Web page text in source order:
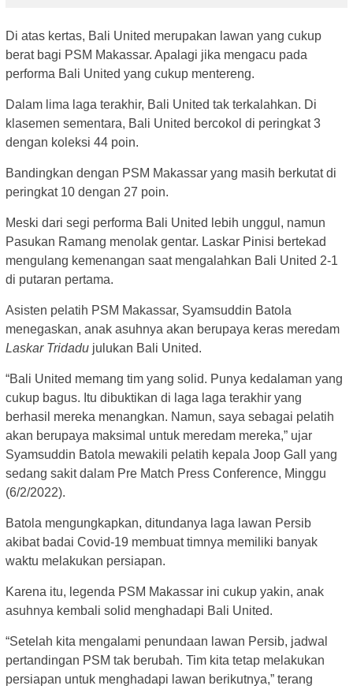
Di atas kertas, Bali United merupakan lawan yang cukup
berat bagi PSM Makassar. Apalagi jika mengacu pada
performa Bali United yang cukup mentereng.
Dalam lima laga terakhir, Bali United tak terkalahkan. Di
klasemen sementara, Bali United bercokol di peringkat 3
dengan koleksi 44 poin.
Bandingkan dengan PSM Makassar yang masih berkutat di
peringkat 10 dengan 27 poin.
Meski dari segi performa Bali United lebih unggul, namun
Pasukan Ramang menolak gentar. Laskar Pinisi bertekad
mengulang kemenangan saat mengalahkan Bali United 2-1
di putaran pertama.
Asisten pelatih PSM Makassar, Syamsuddin Batola
menegaskan, anak asuhnya akan berupaya keras meredam
Laskar Tridadu julukan Bali United.
“Bali United memang tim yang solid. Punya kedalaman yang
cukup bagus. Itu dibuktikan di laga laga terakhir yang
berhasil mereka menangkan. Namun, saya sebagai pelatih
akan berupaya maksimal untuk meredam mereka,” ujar
Syamsuddin Batola mewakili pelatih kepala Joop Gall yang
sedang sakit dalam Pre Match Press Conference, Minggu
(6/2/2022).
Batola mengungkapkan, ditundanya laga lawan Persib
akibat badai Covid-19 membuat timnya memiliki banyak
waktu melakukan persiapan.
Karena itu, legenda PSM Makassar ini cukup yakin, anak
asuhnya kembali solid menghadapi Bali United.
“Setelah kita mengalami penundaan lawan Persib, jadwal
pertandingan PSM tak berubah. Tim kita tetap melakukan
persiapan untuk menghadapi lawan berikutnya,” terang